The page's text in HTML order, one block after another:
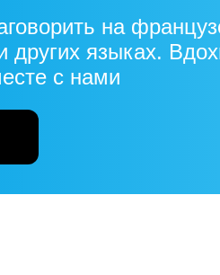
на
языках.
с нами